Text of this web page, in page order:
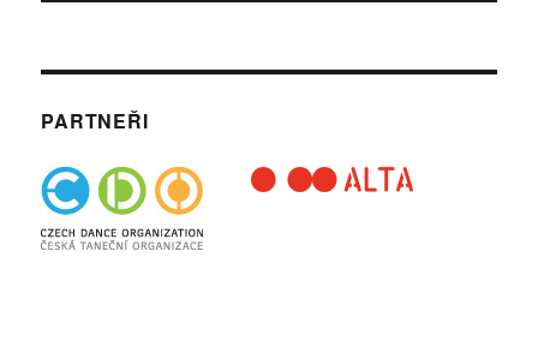
PARTNEŘI